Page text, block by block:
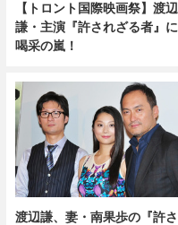
【トロント国際映画祭】渡辺
謙・主演『許されざる者』に
喝采の嵐！
渡辺謙、妻・南果歩の『許さ